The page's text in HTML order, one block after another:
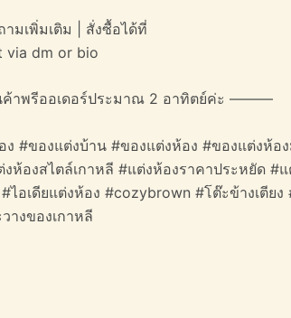
ามเพิ่มเติม | สั่งซื้อได้ที่
via dm or bio
พรีออเดอร์ประมาณ 2 อาทิตย์ค่ะ ———
ง #ของแต่งบ้าน #ของแต่งห้อง #ของแต่งห้อ
ห้องสไตล์เกาหลี #แต่งห้องราคาประหยัด #
ไอเดียแต่งห้อง #cozybrown #โต๊ะข้างเตีย
างของเกาหลี